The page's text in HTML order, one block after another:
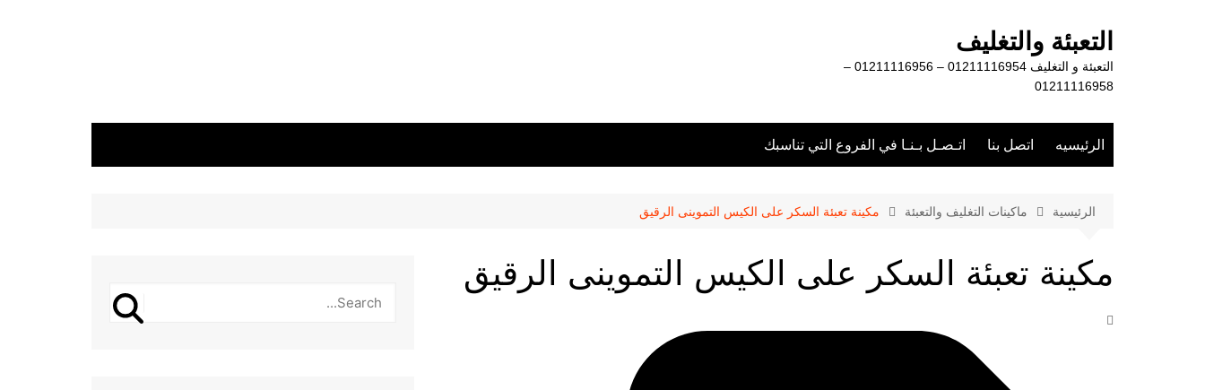
التعبئة والتغليف
التعبئة و التغليف 01211116954 – 01211116956 –
01211116958
الرئيسيه اتصل بنا اتـصـل بـنـا في الفروع التي تناسبك
الرئيسية ماكينات التغليف والتعبئة مكينة تعبئة السكر على الكيس التموينى الرقيق
مكينة تعبئة السكر على الكيس التموينى الرقيق